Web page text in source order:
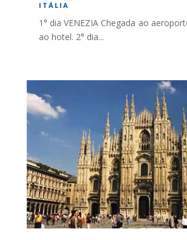
ITÁLIA
1° dia VENEZIA Chegada ao
ao hotel. 2° dia...